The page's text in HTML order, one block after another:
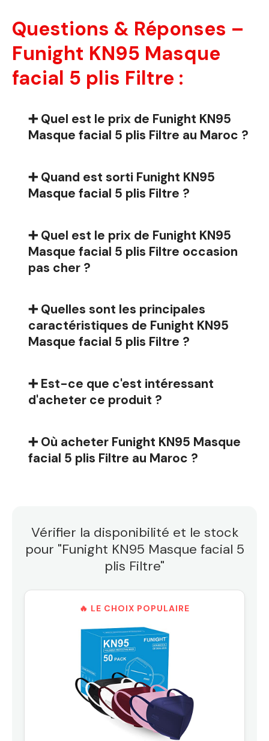
Questions & Réponses –
Funight KN95 Masque
facial 5 plis Filtre :
➕ Quel est le prix de Funight KN95
Masque facial 5 plis Filtre au Maroc ?
➕ Quand est sorti Funight KN95
Masque facial 5 plis Filtre ?
➕ Quel est le prix de Funight KN95
Masque facial 5 plis Filtre occasion
pas cher ?
➕ Quelles sont les principales
caractéristiques de Funight KN95
Masque facial 5 plis Filtre ?
➕ Est-ce que c'est intéressant
d'acheter ce produit ?
➕ Où acheter Funight KN95 Masque
facial 5 plis Filtre au Maroc ?
Vérifier la disponibilité et le stock
pour "Funight KN95 Masque facial 5
plis Filtre"
🔥 LE CHOIX POPULAIRE